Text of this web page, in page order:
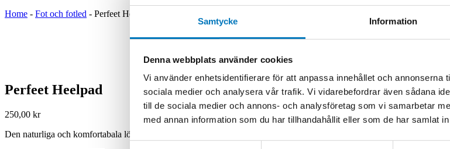
Samtycke Information
Denna webbplats använder cookies
Vi använder enhetsidentifierare för att anpassa innehållet och annonserna
sociala medier och analysera vår trafik. Vi vidarebefordrar även sådana
till de sociala medier och annons- och analysföretag som vi samarbetar
med annan information som du har tillhandahållit eller som de har samlat
Home - Fot och fotled - Perfeet Heelpad
Perfeet Heelpad
250,00 kr
Den naturliga och komfortabala lösningen för spruckna hälar.